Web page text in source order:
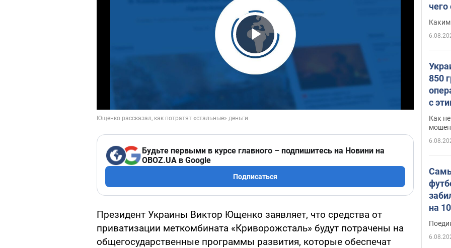
Play Video
Будьте первыми в курсе главного – подпишитесь на Новини на
OBOZ.UA в Google
Подписаться
Президент Украины Виктор Ющенко заявляет, что средства от
приватизации меткомбината «Криворожсталь» будут потрачены на
общегосударственные программы развития, которые обеспечат
Каким
850
с
Как
на